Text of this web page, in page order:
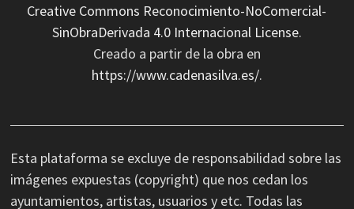
Creative Commons Reconocimiento-NoComercial-
SinObraDerivada 4.0 Internacional License.
Creado a partir de la obra en
https://www.cadenasilva.es/.
Esta plataforma se excluye de responsabilidad sobre las
imágenes expuestas (copyright) que nos cedan los
ayuntamientos, artistas, usuarios y etc. Todas las